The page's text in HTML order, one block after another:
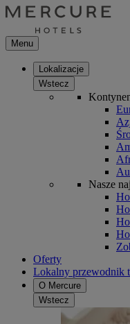
Menu
Lokalizacje
Wstecz
Nasze
Oferty
Lokalny przewodnik
O Mercure
Wstecz